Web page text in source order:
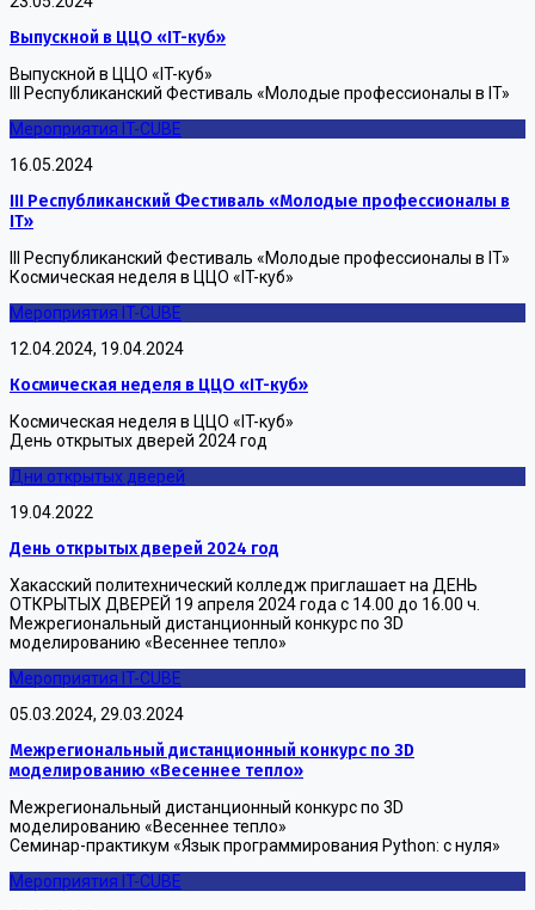
Выпускной в ЦЦО «IT-куб»
Выпускной в ЦЦО «IT-куб»
III Республиканский Фестиваль «Молодые профессионалы в IT»
Мероприятия IT-CUBE
16.05.2024
III Республиканский Фестиваль «Молодые профессионалы в
IT»
III Республиканский Фестиваль «Молодые профессионалы в IT»
Космическая неделя в ЦЦО «IT-куб»
Мероприятия IT-CUBE
12.04.2024, 19.04.2024
Космическая неделя в ЦЦО «IT-куб»
Космическая неделя в ЦЦО «IT-куб»
День открытых дверей 2024 год
Дни открытых дверей
19.04.2022
День открытых дверей 2024 год
Хакасский политехнический колледж приглашает на ДЕНЬ
ОТКРЫТЫХ ДВЕРЕЙ 19 апреля 2024 года с 14.00 до 16.00 ч.
Межрегиональный дистанционный конкурс по 3D
моделированию «Весеннее тепло»
Мероприятия IT-CUBE
05.03.2024, 29.03.2024
Межрегиональный дистанционный конкурс по 3D
моделированию «Весеннее тепло»
Межрегиональный дистанционный конкурс по 3D
моделированию «Весеннее тепло»
Семинар-практикум «Язык программирования Python: с нуля»
Мероприятия IT-CUBE